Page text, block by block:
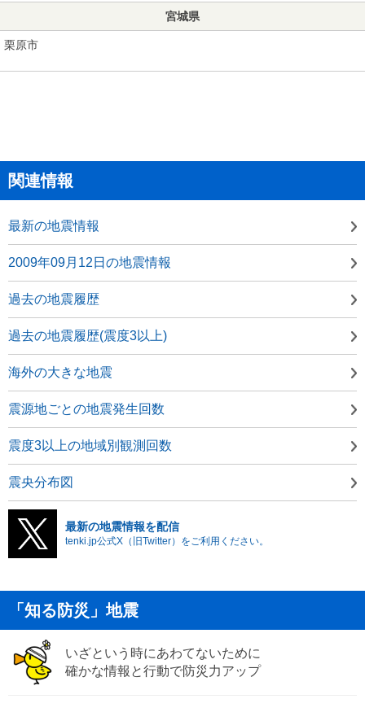
宮城県
栗原市
関連情報
最新の地震情報
2009年09月12日の地震情報
過去の地震履歴
過去の地震履歴(震度3以上)
海外の大きな地震
震源地ごとの地震発生回数
震度3以上の地域別観測回数
震央分布図
最新の地震情報を配信
tenki.jp公式X（旧Twitter）をご利用ください。
「知る防災」地震
いざという時にあわてないために
確かな情報と行動で防災力アップ